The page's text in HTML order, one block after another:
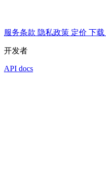
服务条款 隐私政策 定价 下载
开发者
API docs